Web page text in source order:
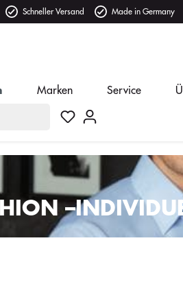
Schneller Versand Made in Germany
Marken Service